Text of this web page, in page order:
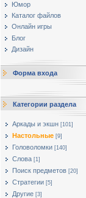
Юмор
Каталог файлов
Онлайн игры
Блог
Дизайн
Форма входа
Категории раздела
Аркады и экшн [101]
Настольные [9]
Головоломки [140]
Слова [1]
Поиск предметов [20]
Стратегии [5]
Другие [3]